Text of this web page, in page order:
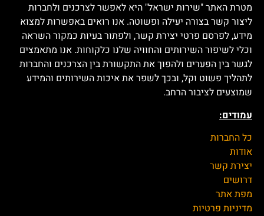
מטרת האתר "שירות ישראל" היא לאפשר לצרכנים ולחברות
ליצור קשר בצורה יעילה ופשוטה. אנו רואים באפשרות למצוא
מידע, לפרסם פרטי יצירת קשר, ולפתור בעיות כמקור השראה
וכלי לשיפור השירותים והחוויה שלנו כלקוחות. אנו מתאמצים
לגשר בין הפערים ולהפוך את התקשורת בין הצרכנים והחברות
לתהליך פשוט וקל, ובכך לשפר את איכות השירותים והמידע
שמוצעים לציבור הרחב.
עמודים:
כל החברות
אודות
יצירת קשר
דרושים
מפת אתר
מדיניות פרטיות